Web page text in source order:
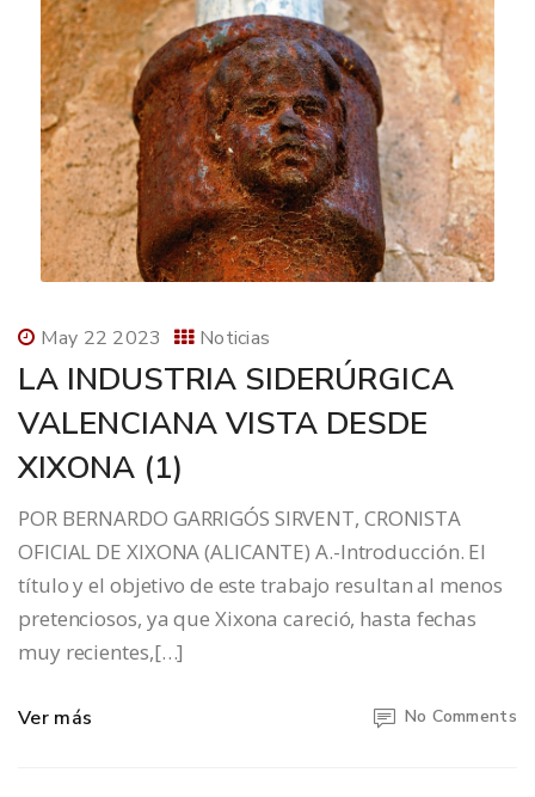
May 22 2023 Noticias
LA INDUSTRIA SIDERÚRGICA
VALENCIANA VISTA DESDE
XIXONA (1)
POR BERNARDO GARRIGÓS SIRVENT, CRONISTA
OFICIAL DE XIXONA (ALICANTE) A.-Introducción. El
título y el objetivo de este trabajo resultan al menos
pretenciosos, ya que Xixona careció, hasta fechas
muy recientes,[…]
Ver más No Comments